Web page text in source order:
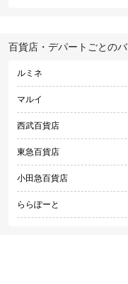
百貨店・デパートごとの
ルミネ
マルイ
西武百貨店
東急百貨店
小田急百貨店
ららぽーと